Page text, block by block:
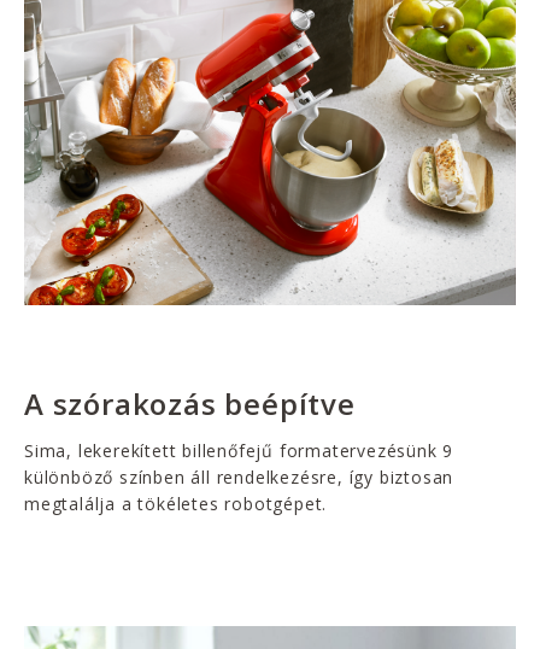
A szórakozás beépítve
Sima, lekerekített billenőfejű formatervezésünk 9
különböző színben áll rendelkezésre, így biztosan
megtalálja a tökéletes robotgépet.